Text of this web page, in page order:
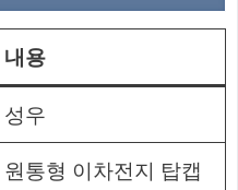
내용
성우
원통형 이차전지 탑캡